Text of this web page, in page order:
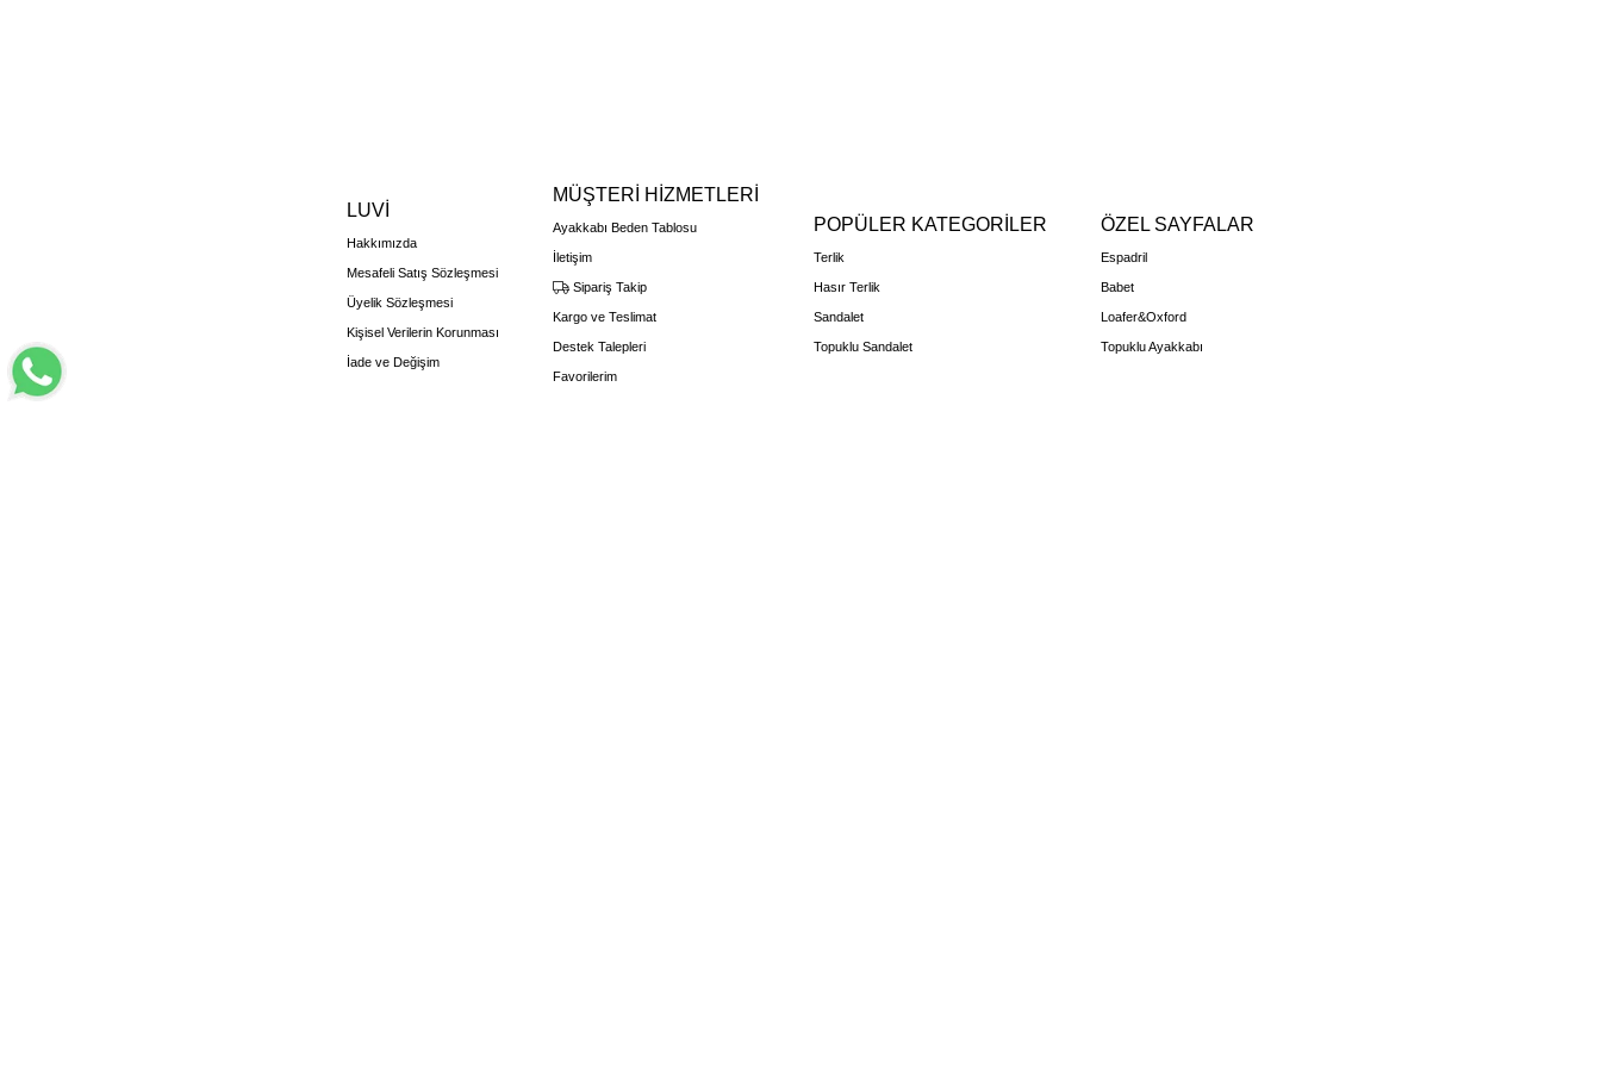
LUVİ
Hakkımızda
Mesafeli Satış Sözleşmesi
Üyelik Sözleşmesi
Kişisel Verilerin Korunması
İade ve Değişim
MÜŞTERİ HİZMETLERİ
Ayakkabı Beden Tablosu
İletişim
Sipariş Takip
Kargo ve Teslimat
Destek Talepleri
Favorilerim
POPÜLER KATEGORİLER
Terlik
Hasır Terlik
Sandalet
Topuklu Sandalet
ÖZEL SAYFALAR
Espadril
Babet
Loafer&Oxford
Topuklu Ayakkabı